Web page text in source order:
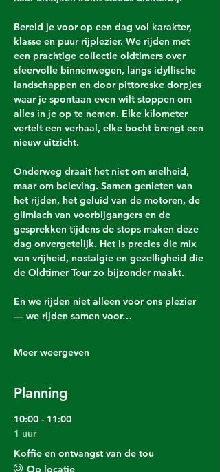
Bereid je voor op een dag vol karakter,
klasse en puur rijplezier. We rijden met
een prachtige collectie oldtimers over
sfeervolle binnenwegen, langs idyllische
landschappen en door pittoreske dorpjes
waar je spontaan even wilt stoppen om
alles in je op te nemen. Elke kilometer
vertelt een verhaal, elke bocht brengt een
nieuw uitzicht.
Onderweg draait het niet om snelheid,
maar om beleving. Samen genieten van
het rijden, het geluid van de motoren, de
glimlach van voorbijgangers en de
gesprekken tijdens de stops maken deze
dag onvergetelijk. Het is precies die mix
van vrijheid, nostalgie en gezelligheid die
de Oldtimer Tour zo bijzonder maakt.
En we rijden niet alleen voor ons plezier
— we rijden samen voor…
Meer weergeven
Planning
10:00 - 11:00
1 uur
Koffie en ontvangst van de tou
Op locatie